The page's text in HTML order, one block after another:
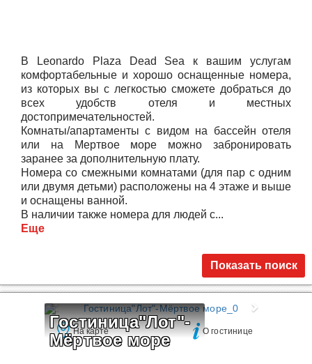
В Leonardo Plaza Dead Sea к вашим услугам
комфортабельные и хорошо оснащенные номера,
из которых вы с легкостью сможете добраться до
всех удобств отеля и местных
достопримечательностей.
Комнаты/апартаменты с видом на бассейн отеля
или на Мертвое море можно забронировать
заранее за дополнительную плату.
Номера со смежными комнатами (для пар с одним
или двумя детьми) расположены на 4 этаже и выше
и оснащены ванной.
В наличии также номера для людей с...
Еще
Показать поиск
Гостиница"Лот"-
Мёртвое море
На карте О гостинице